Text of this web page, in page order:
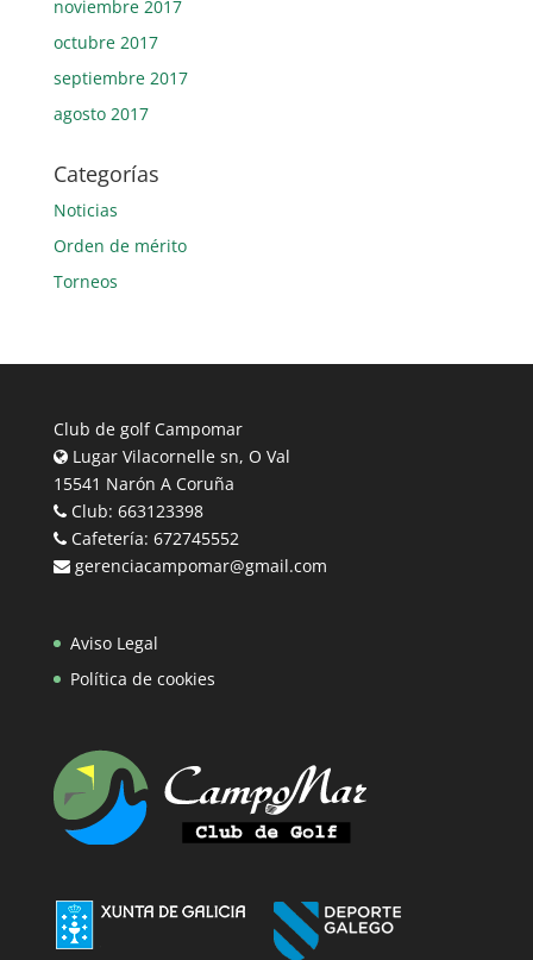
noviembre 2017
octubre 2017
septiembre 2017
agosto 2017
Categorías
Noticias
Orden de mérito
Torneos
Club de golf Campomar
Lugar Vilacornelle sn, O Val
15541 Narón A Coruña
Club: 663123398
Cafetería: 672745552
gerenciacampomar@gmail.com
Aviso Legal
Política de cookies